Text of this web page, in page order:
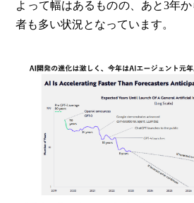
よって幅はあるものの、あと3年
者も多い状況となっています。